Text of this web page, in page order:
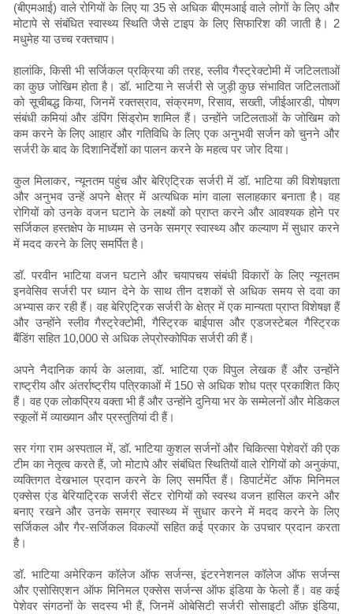
(बीएमआई) वाले रोगियों के लिए या 35 से अधिक बीएमआई वाले लोगों के लिए और
मोटापे से संबंधित स्वास्थ्य स्थिति जैसे टाइप के लिए सिफारिश की जाती है। 2
मधुमेह या उच्च रक्तचाप।
हालांकि, किसी भी सर्जिकल प्रक्रिया की तरह, स्लीव गैस्ट्रेक्टोमी में जटिलताओं
का कुछ जोखिम होता है। डॉ. भाटिया ने सर्जरी से जुड़ी कुछ संभावित जटिलताओं
को सूचीबद्ध किया, जिनमें रक्तस्राव, संक्रमण, रिसाव, सख्ती, जीईआरडी, पोषण
संबंधी कमियां और डंपिंग सिंड्रोम शामिल हैं। उन्होंने जटिलताओं के जोखिम को
कम करने के लिए आहार और गतिविधि के लिए एक अनुभवी सर्जन को चुनने और
सर्जरी के बाद के दिशानिर्देशों का पालन करने के महत्व पर जोर दिया।
कुल मिलाकर, न्यूनतम पहुंच और बेरिएट्रिक सर्जरी में डॉ. भाटिया की विशेषज्ञता
और अनुभव उन्हें अपने क्षेत्र में अत्यधिक मांग वाला सलाहकार बनाता है। वह
रोगियों को उनके वजन घटाने के लक्ष्यों को प्राप्त करने और आवश्यक होने पर
सर्जिकल हस्तक्षेप के माध्यम से उनके समग्र स्वास्थ्य और कल्याण में सुधार करने
में मदद करने के लिए समर्पित है।
डॉ. परवीन भाटिया वजन घटाने और चयापचय संबंधी विकारों के लिए न्यूनतम
इनवेसिव सर्जरी पर ध्यान देने के साथ तीन दशकों से अधिक समय से दवा का
अभ्यास कर रही हैं। वह बेरिएट्रिक सर्जरी के क्षेत्र में एक मान्यता प्राप्त विशेषज्ञ हैं
और उन्होंने स्लीव गैस्ट्रेक्टोमी, गैस्ट्रिक बाईपास और एडजस्टेबल गैस्ट्रिक
बैंडिंग सहित 10,000 से अधिक लेप्रोस्कोपिक सर्जरी की हैं।
अपने नैदानिक कार्य के अलावा, डॉ. भाटिया एक विपुल लेखक हैं और उन्होंने
राष्ट्रीय और अंतर्राष्ट्रीय पत्रिकाओं में 150 से अधिक शोध पत्र प्रकाशित किए
हैं। वह एक लोकप्रिय वक्ता भी हैं और उन्होंने दुनिया भर के सम्मेलनों और मेडिकल
स्कूलों में व्याख्यान और प्रस्तुतियां दी हैं।
सर गंगा राम अस्पताल में, डॉ. भाटिया कुशल सर्जनों और चिकित्सा पेशेवरों की एक
टीम का नेतृत्व करते हैं, जो मोटापे और संबंधित स्थितियों वाले रोगियों को अनुकंपा,
व्यक्तिगत देखभाल प्रदान करने के लिए समर्पित हैं। डिपार्टमेंट ऑफ मिनिमल
एक्सेस एंड बेरियाट्रिक सर्जरी सेंटर रोगियों को स्वस्थ वजन हासिल करने और
बनाए रखने और उनके समग्र स्वास्थ्य में सुधार करने में मदद करने के लिए
सर्जिकल और गैर-सर्जिकल विकल्पों सहित कई प्रकार के उपचार प्रदान करता
है।
डॉ. भाटिया अमेरिकन कॉलेज ऑफ सर्जन्स, इंटरनेशनल कॉलेज ऑफ सर्जन्स
और एसोसिएशन ऑफ मिनिमल एक्सेस सर्जन्स ऑफ इंडिया के फेलो हैं। वह कई
पेशेवर संगठनों के सदस्य भी हैं, जिनमें ओबेसिटी सर्जरी सोसाइटी ऑफ़ इंडिया,